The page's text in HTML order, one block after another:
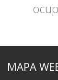
MAPA